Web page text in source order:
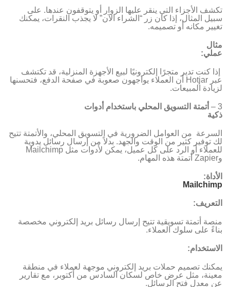
تكشف الأجزاء التي ينقر عليها الزوار أو يتوقفون عندها. على
سبيل المثال، إذا كان زر “الشراء الآن” لا يجذب النقرات، يمكنك
تغيير مكانه أو تصميمه.
مثال
عملي:
إذا كنت تدير متجرًا إلكترونيًا لبيع الأجهزة المنزلية، قد تكتشف
عبر Hotjar أن العملاء يواجهون صعوبة في صفحة الدفع، فتحسنها
لزيادة المبيعات.
3 –
أتمتة التسويق المحلي باستخدام أدوات
ذكية
السرعة من العوامل الضرورية في التسويق المحلي، والأتمتة تتيح
لك توفير كثير من الوقت والجهد. بدلاً من إرسال رسائل يدوية
للعملاء أو الرد على كل عميل، يمكن لأدوات مثل Mailchimp
وZapier أتمتة هذه المهام.
الأداة:
Mailchimp
التعريف:
منصة أتمتة تسويقية تتيح إرسال رسائل بريد إلكتروني مخصصة
بناءً على سلوك العملاء.
الاستخدام:
يمكنك تصميم حملات بريد إلكتروني موجهة لعملاء في منطقة
معينة، مثل عرض خاص لسكان السادس من أكتوبر، مع تقارير
عن معدل فتح الرسائل.